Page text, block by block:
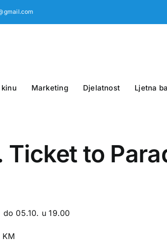
kinu Marketing Djelatnost Ljetna
to
05.10. u 19.00